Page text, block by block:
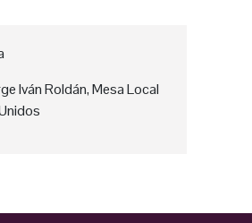
Iván Roldán, Mesa Local